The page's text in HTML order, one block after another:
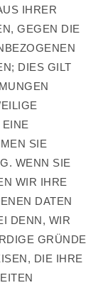
IHRER
GEGEN DIE
DIES GILT
SIE
WENN SIE
WIR IHRE
DATEN
DENN, WIR
GRÜNDE
DIE IHRE